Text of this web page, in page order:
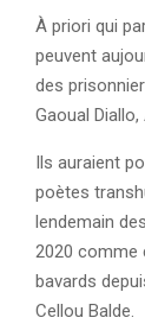
À priori qui
peuvent
des
Gaoual
Ils auraient
poètes
lendemain
2020 comme
bavards
Cellou Balde.